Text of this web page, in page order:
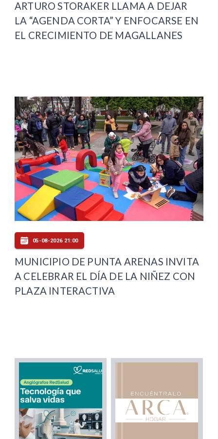
ARTURO STORAKER LLAMA A DEJAR
LA “AGENDA CORTA” Y ENFOCARSE EN
EL CRECIMIENTO DE MAGALLANES
05-08-2026 21:00
MUNICIPIO DE PUNTA ARENAS INVITA
A CELEBRAR EL DÍA DE LA NIÑEZ CON
PLAZA INTERACTIVA